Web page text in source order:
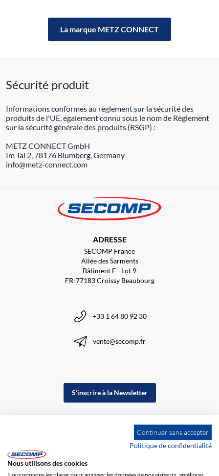
La marque METZ CONNECT
Sécurité produit
Informations conformes au règlement sur la sécurité des
produits de l'UE, également connu sous le nom de Règlement
sur la sécurité générale des produits (RSGP) :
METZ CONNECT GmbH
Im Tal 2, 78176 Blumberg, Germany
info@metz-connect.com
ADRESSE
SECOMP France
Allée des Sarments
Bâtiment F - Lot 9
FR-77183 Croissy Beaubourg
+33 1 64 80 92 30
vente@secomp.fr
S'inscrire à la Newsletter
Continuer sans accepter
Politique de confidentialité
Nous utilisons des cookies